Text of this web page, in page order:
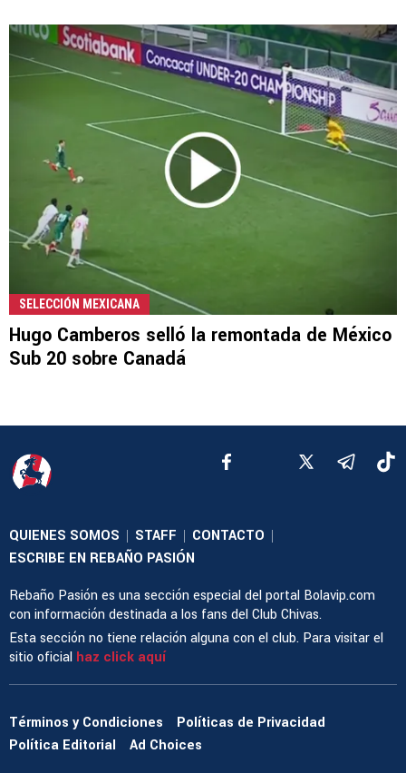
SELECCIÓN MEXICANA
Hugo Camberos selló la remontada de México
Sub 20 sobre Canadá
QUIENES SOMOS | STAFF | CONTACTO |
ESCRIBE EN REBAÑO PASIÓN
Rebaño Pasión es una sección especial del portal Bolavip.com
con información destinada a los fans del Club Chivas.
Esta sección no tiene relación alguna con el club. Para visitar el
sitio oficial haz click aquí
Términos y Condiciones
Políticas de Privacidad
Política Editorial
Ad Choices